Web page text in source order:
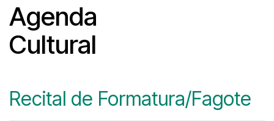
Agenda
Cultural
Recital de Formatura/Fagote